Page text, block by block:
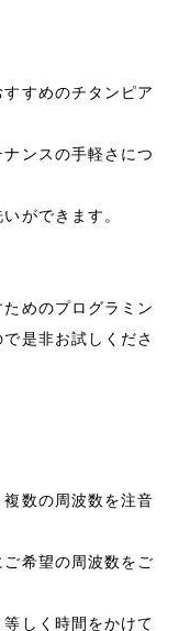
すめのチタンピア
ンスの手軽さにつ
ができます。
めのプログラミン
是非お試しくださ
数の周波数を注音
希望の周波数をご
しく時間をかけて